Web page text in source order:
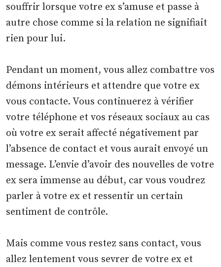
souffrir lorsque votre ex s’amuse et passe à
autre chose comme si la relation ne signifiait
rien pour lui.
Pendant un moment, vous allez combattre vos
démons intérieurs et attendre que votre ex
vous contacte. Vous continuerez à vérifier
votre téléphone et vos réseaux sociaux au cas
où votre ex serait affecté négativement par
l’absence de contact et vous aurait envoyé un
message. L’envie d’avoir des nouvelles de votre
ex sera immense au début, car vous voudrez
parler à votre ex et ressentir un certain
sentiment de contrôle.
Mais comme vous restez sans contact, vous
allez lentement vous sevrer de votre ex et